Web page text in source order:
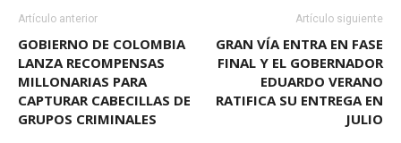
Artículo anterior
GOBIERNO DE COLOMBIA
LANZA RECOMPENSAS
MILLONARIAS PARA
CAPTURAR CABECILLAS DE
GRUPOS CRIMINALES
Artículo siguiente
GRAN VÍA ENTRA EN FASE
FINAL Y EL GOBERNADOR
EDUARDO VERANO
RATIFICA SU ENTREGA EN
JULIO